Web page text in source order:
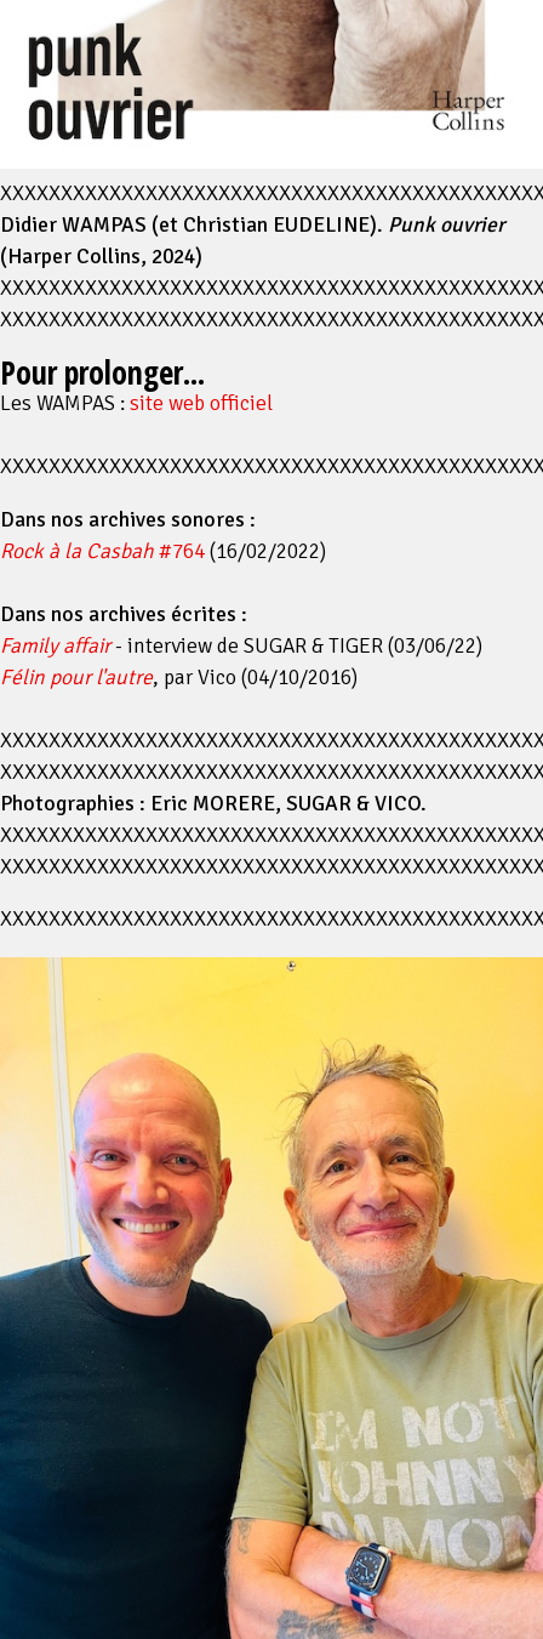
Didier WAMPAS (et Christian EUDELINE). Punk ouvrier
(Harper Collins, 2024)
Pour prolonger...
Les WAMPAS :site web officiel
Dans nos archives sonores :
Rock à la Casbah#764(16/02/2022)
Dans nos archives écrites :
Family affair- interview de SUGAR & TIGER (03/06/22)
Félin pour l'autre, par Vico (04/10/2016)
Photographies : Eric MORERE, SUGAR & VICO.